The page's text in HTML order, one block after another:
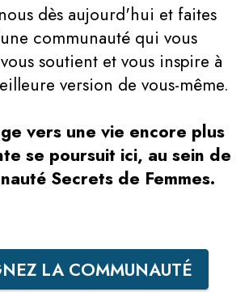
dès aujourd'hui et faites
communauté qui vous
soutient et vous inspire à
version de vous-même.
vers une vie encore plus
se poursuit ici, au sein de
Secrets de Femmes.
LA COMMUNAUTÉ